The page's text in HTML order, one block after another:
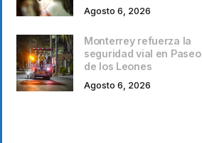
Agosto 6, 2026
Monterrey refuerza la
seguridad vial en Paseo
de los Leones
Agosto 6, 2026